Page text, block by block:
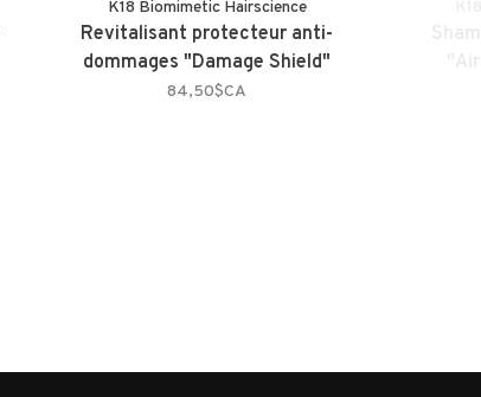
K18 Biomimetic Hairscience
Revitalisant protecteur anti-
dommages "Damage Shield"
84,50$CA